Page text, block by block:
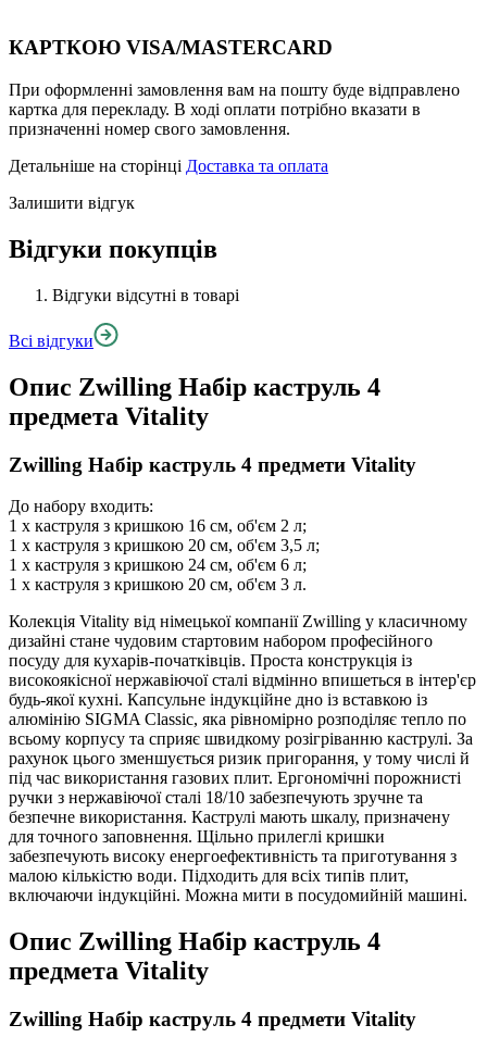
КАРТКОЮ VISA/MASTERCARD
При оформленні замовлення вам на пошту буде відправлено
картка для перекладу. В ході оплати потрібно вказати в
призначенні номер свого замовлення.
Детальніше на сторінці Доставка та оплата
Залишити відгук
Відгуки покупців
Відгуки відсутні в товарі
Всі відгуки
Опис Zwilling Набір каструль 4
предмета Vitality
Zwilling Набір каструль 4 предмети Vitality
До набору входить:
1 х каструля з кришкою 16 см, об'єм 2 л;
1 х каструля з кришкою 20 см, об'єм 3,5 л;
1 х каструля з кришкою 24 см, об'єм 6 л;
1 х каструля з кришкою 20 см, об'єм 3 л.
Колекція Vitality від німецької компанії Zwilling у класичному
дизайні стане чудовим стартовим набором професійного
посуду для кухарів-початківців. Проста конструкція із
високоякісної нержавіючої сталі відмінно впишеться в інтер'єр
будь-якої кухні. Капсульне індукційне дно із вставкою із
алюмінію SIGMA Classic, яка рівномірно розподіляє тепло по
всьому корпусу та сприяє швидкому розігріванню каструлі. За
рахунок цього зменшується ризик пригорання, у тому числі й
під час використання газових плит. Ергономічні порожнисті
ручки з нержавіючої сталі 18/10 забезпечують зручне та
безпечне використання. Каструлі мають шкалу, призначену
для точного заповнення. Щільно прилеглі кришки
забезпечують високу енергоефективність та приготування з
малою кількістю води. Підходить для всіх типів плит,
включаючи індукційні. Можна мити в посудомийній машині.
Опис Zwilling Набір каструль 4
предмета Vitality
Zwilling Набір каструль 4 предмети Vitality